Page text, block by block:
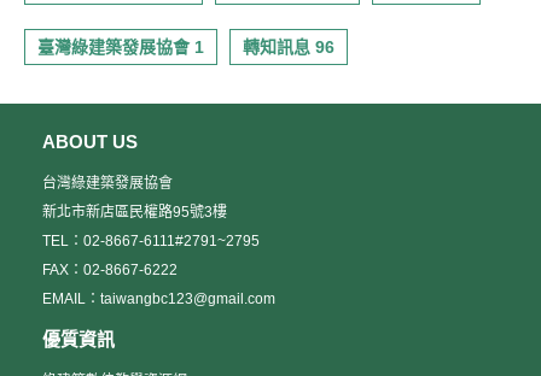
臺灣綠建築發展協會 1 轉知訊息 96
ABOUT US
台灣綠建築發展協會
新北市新店區民權路95號3樓
TEL：02-8667-6111#2791~2795
FAX：02-8667-6222
EMAIL：taiwangbc123@gmail.com
優質資訊